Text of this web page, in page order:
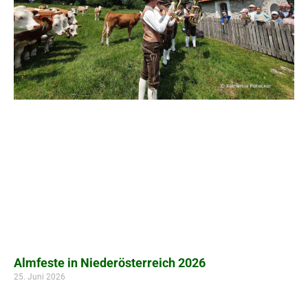
Almfeste in Niederösterreich 2026
25. Juni 2026